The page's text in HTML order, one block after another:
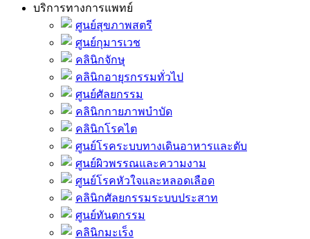
บริการทางการแพทย์
ศูนย์สุขภาพสตรี
ศูนย์กุมารเวช
คลินิกจักษุ
คลินิกอายุรกรรมทั่วไป
ศูนย์ศัลยกรรม
คลินิกกายภาพบำบัด
คลินิกโรคไต
ศูนย์โรคระบบทางเดินอาหารและตับ
ศูนย์ผิวพรรณและความงาม
ศูนย์โรคหัวใจและหลอดเลือด
คลินิกศัลยกรรมระบบประสาท
ศูนย์ทันตกรรม
คลินิกมะเร็ง